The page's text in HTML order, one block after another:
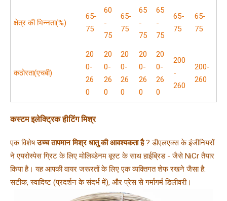
क्षेत्र की भिन्नता(%)
65-
75
60
-
75
65-
75
65
-
75
65
-
75
65-
75
65-
75
कठोरता(एचबी)
20
0-
26
0
20
0-
26
0
20
0-
26
0
20
0-
26
0
20
0-
26
0
200
-
260
200-
260
कस्टम इलेक्ट्रिक हीटिंग मिश्र
एक विशेष उच्च तापमान मिश्र धातु की आवश्यकता है ? डीएलएक्स के इंजीनियरों
ने एयरोस्पेस ग्रिट के लिए मोलिब्डेनम बूस्ट के साथ हाईब्रिड - जैसे NiCr तैयार
किया है। यह आपकी वायर जरूरतों के लिए एक व्यक्तिगत शेफ रखने जैसा है:
सटीक, स्वादिष्ट (प्रदर्शन के संदर्भ में), और प्रेस से गर्मागर्म डिलीवरी।